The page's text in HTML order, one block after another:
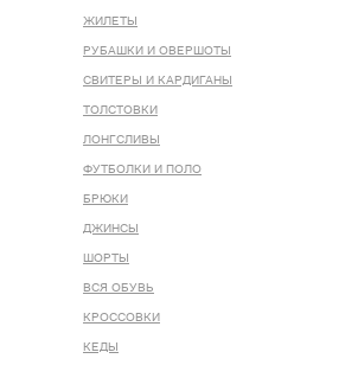
ЖИЛЕТЫ
РУБАШКИ И ОВЕРШОТЫ
СВИТЕРЫ И КАРДИГАНЫ
ТОЛСТОВКИ
ЛОНГСЛИВЫ
ФУТБОЛКИ И ПОЛО
БРЮКИ
ДЖИНСЫ
ШОРТЫ
ВСЯ ОБУВЬ
КРОССОВКИ
КЕДЫ